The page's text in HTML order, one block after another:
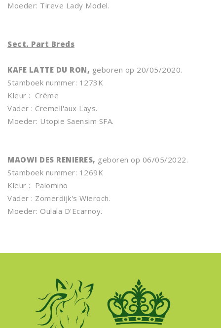
Moeder: Tireve Lady Model.
Sect. Part Breds
KAFE LATTE DU RON, geboren op 20/05/2020.
Stamboek nummer: 1273K
Kleur : Crème
Vader : Cremell'aux Lays.
Moeder: Utopie Saensim SFA.
MAOWI DES RENIERES, geboren op 06/05/2022.
Stamboek nummer: 1269K
Kleur : Palomino
Vader : Zomerdijk's Wieroch.
Moeder: Oulala D'Ecarnoy.